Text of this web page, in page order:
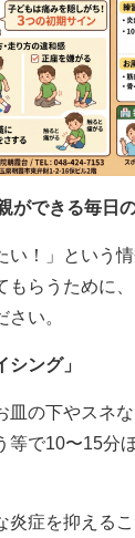
ができる毎日
！」という情
もらうために
い。
シング」
皿の下やスネ
等で10〜15分
症を抑えるこ